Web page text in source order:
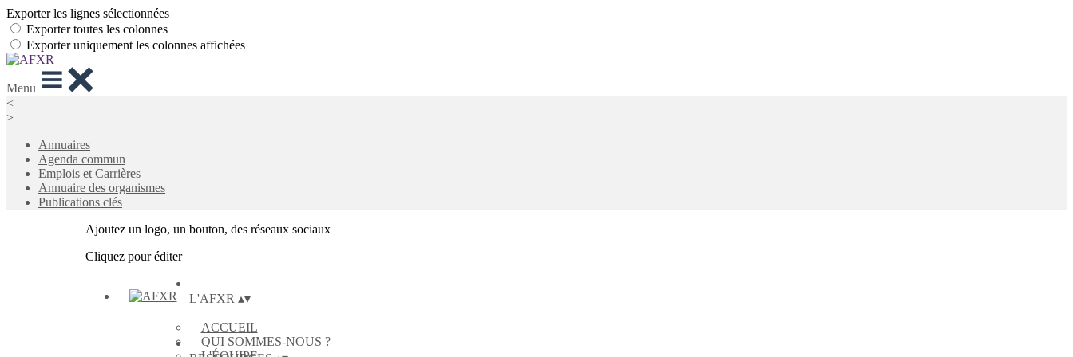
Exporter les lignes sélectionnées
Exporter toutes les colonnes
Exporter uniquement les colonnes affichées
Menu
<
>
Annuaires
Agenda commun
Emplois et Carrières
Annuaire des organismes
Publications clés
Ajoutez un logo, un bouton, des réseaux sociaux
Cliquez pour éditer
L'AFXR ▴▾
ACCUEIL
QUI SOMMES-NOUS ?